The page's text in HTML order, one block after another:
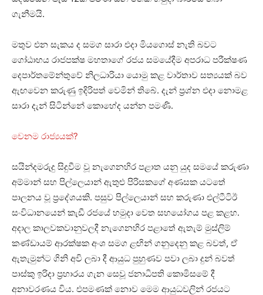
ගැනීමයි.
මතුව එන සැකය ද සමග සාරා එදා මියගොස් නැති බවට
ගෝඨාභය රාජපක්ෂ මහතාගේ රජය සමයේදීම අපරාධ පරීක්ෂණ
දෙපාර්තමේන්තුවේ නිලධාරියා යොමු කළ වාර්තාව සත්‍යයක් බව
ඇඟවෙන කරුණු ඉදිරිපත් වෙමින් තිබේ. දැන් ප්‍රශ්න එදා නොමළ
සාරා දැන් සිටින්නේ කොහේද යන්න පමණි.
වෙනම රාජ්‍යයක්?
සයින්දමරුදු සිදුවීම වූ නැගෙනහිර පළාත යනු යුද සමයේ කරුණා
අම්මාන් සහ පිල්ලෙයාන් ඇතුළු පිරිසකගේ අණසක යටතේ
පාලනය වූ ප්‍රදේශයකි. පසුව පිල්ලෙයාන් සහ කරුණා එල්ටීටිඊ
සංවිධානයෙන් කැඩී රජයේ හමුදා වෙත සහයෝගය පළ කළහ.
අදාල කාලවකවානුවලදී නැගෙනහිර පළාතේ ඇතැම් මුස්ලිම්
කණ්ඩායම් ආරක්ෂක අංශ සමග ළඟින් ගනුදෙනු කළ බවත්, ඒ
ඇතැමුන්ට ගිනි අවි ලබා දී ආයුධ පුහුණව පවා ලබා දුන් බවත්
පාස්කු ඉරිදා ප්‍රහාරය ගැන සෙවූ ජනාධිපති කොමිසමේ දී
අනාවරණය විය. එපමණක් නොව මෙම ආයුධවලින් රජයට